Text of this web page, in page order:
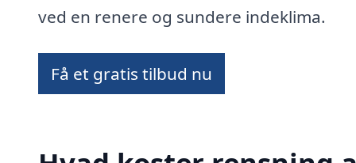
ved en renere og sundere indeklima.
Få et gratis tilbud nu